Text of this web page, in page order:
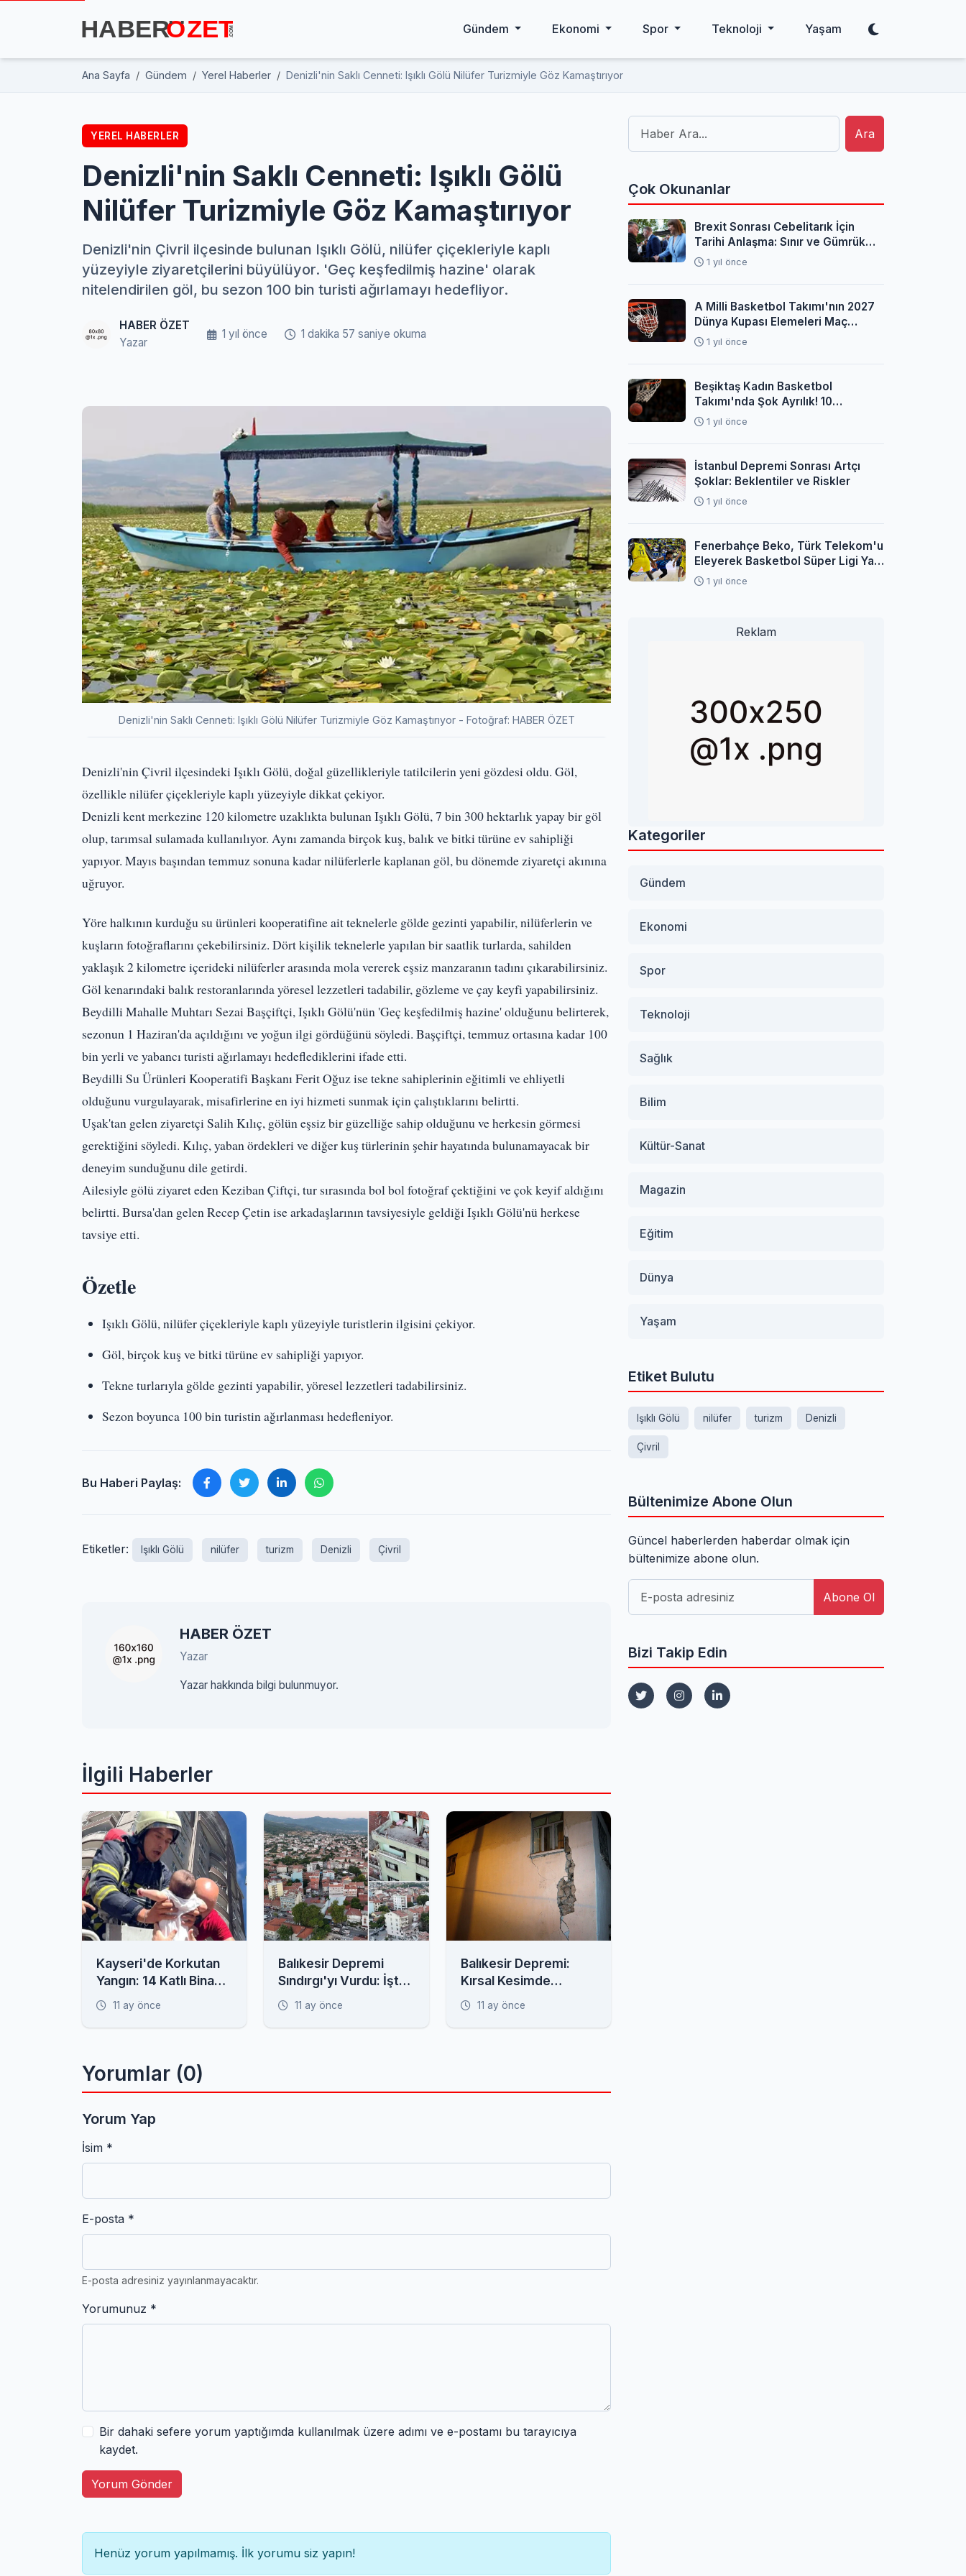
Gündem Ekonomi Spor Teknoloji Yaşam
Ana Sayfa Gündem Yerel Haberler Denizli'nin Saklı Cenneti: Işıklı Gölü Nilüfer Turizmiyle Göz Kamaştırıyor
YEREL HABERLER
Denizli'nin Saklı Cenneti: Işıklı Gölü
Nilüfer Turizmiyle Göz Kamaştırıyor
Denizli'nin Çivril ilçesinde bulunan Işıklı Gölü, nilüfer çiçekleriyle kaplı
yüzeyiyle ziyaretçilerini büyülüyor. 'Geç keşfedilmiş hazine' olarak
nitelendirilen göl, bu sezon 100 bin turisti ağırlamayı hedefliyor.
HABER ÖZET
Yazar
1 yıl önce 1 dakika 57 saniye okuma
Denizli'nin Saklı Cenneti: Işıklı Gölü Nilüfer Turizmiyle Göz Kamaştırıyor - Fotoğraf: HABER ÖZET
Denizli'nin Çivril ilçesindeki Işıklı Gölü, doğal güzellikleriyle tatilcilerin yeni gözdesi oldu. Göl,
özellikle nilüfer çiçekleriyle kaplı yüzeyiyle dikkat çekiyor.
Denizli kent merkezine 120 kilometre uzaklıkta bulunan Işıklı Gölü, 7 bin 300 hektarlık yapay bir göl
olup, tarımsal sulamada kullanılıyor. Aynı zamanda birçok kuş, balık ve bitki türüne ev sahipliği
yapıyor. Mayıs başından temmuz sonuna kadar nilüferlerle kaplanan göl, bu dönemde ziyaretçi akınına
uğruyor.
Yöre halkının kurduğu su ürünleri kooperatifine ait teknelerle gölde gezinti yapabilir, nilüferlerin ve
kuşların fotoğraflarını çekebilirsiniz. Dört kişilik teknelerle yapılan bir saatlik turlarda, sahilden
yaklaşık 2 kilometre içerideki nilüferler arasında mola vererek eşsiz manzaranın tadını çıkarabilirsiniz.
Göl kenarındaki balık restoranlarında yöresel lezzetleri tadabilir, gözleme ve çay keyfi yapabilirsiniz.
Beydilli Mahalle Muhtarı Sezai Başçiftçi, Işıklı Gölü'nün 'Geç keşfedilmiş hazine' olduğunu belirterek,
sezonun 1 Haziran'da açıldığını ve yoğun ilgi gördüğünü söyledi. Başçiftçi, temmuz ortasına kadar 100
bin yerli ve yabancı turisti ağırlamayı hedeflediklerini ifade etti.
Beydilli Su Ürünleri Kooperatifi Başkanı Ferit Oğuz ise tekne sahiplerinin eğitimli ve ehliyetli
olduğunu vurgulayarak, misafirlerine en iyi hizmeti sunmak için çalıştıklarını belirtti.
Uşak'tan gelen ziyaretçi Salih Kılıç, gölün eşsiz bir güzelliğe sahip olduğunu ve herkesin görmesi
gerektiğini söyledi. Kılıç, yaban ördekleri ve diğer kuş türlerinin şehir hayatında bulunamayacak bir
deneyim sunduğunu dile getirdi.
Ailesiyle gölü ziyaret eden Keziban Çiftçi, tur sırasında bol bol fotoğraf çektiğini ve çok keyif aldığını
belirtti. Bursa'dan gelen Recep Çetin ise arkadaşlarının tavsiyesiyle geldiği Işıklı Gölü'nü herkese
tavsiye etti.
Özetle
Işıklı Gölü, nilüfer çiçekleriyle kaplı yüzeyiyle turistlerin ilgisini çekiyor.
Göl, birçok kuş ve bitki türüne ev sahipliği yapıyor.
Tekne turlarıyla gölde gezinti yapabilir, yöresel lezzetleri tadabilirsiniz.
Sezon boyunca 100 bin turistin ağırlanması hedefleniyor.
Bu Haberi Paylaş:
Etiketler: Işıklı Gölü nilüfer turizm Denizli Çivril
HABER ÖZET
Yazar
Yazar hakkında bilgi bulunmuyor.
İlgili Haberler
Kayseri'de Korkutan
Yangın: 14 Katlı Bina
Alevlere Teslim,
Mahsur Kalanlar Var!
11 ay önce
Balıkesir Depremi
Sındırgı'yı Vurdu: İşte
Havadan Görüntüler
11 ay önce
Balıkesir Depremi:
Kırsal Kesimde
Evlerde Derin
Çatlaklar Oluştu,
Minare Yıkıldı
11 ay önce
Yorumlar (0)
Yorum Yap
İsim *
E-posta *
E-posta adresiniz yayınlanmayacaktır.
Yorumunuz *
Bir dahaki sefere yorum yaptığımda kullanılmak üzere adımı ve e-postamı bu tarayıcıya
kaydet.
Yorum Gönder
Henüz yorum yapılmamış. İlk yorumu siz yapın!
Ara
Çok Okunanlar
Brexit Sonrası Cebelitarık İçin
Tarihi Anlaşma: Sınır ve Gümrük
Sorunları Çözüldü
1 yıl önce
A Milli Basketbol Takımı'nın 2027
Dünya Kupası Elemeleri Maç
Programı Açıklandı
1 yıl önce
Beşiktaş Kadın Basketbol
Takımı'nda Şok Ayrılık! 10
Oyuncuyla Yollar Ayrıldı
1 yıl önce
İstanbul Depremi Sonrası Artçı
Şoklar: Beklentiler ve Riskler
1 yıl önce
Fenerbahçe Beko, Türk Telekom'u
Eleyerek Basketbol Süper Ligi Yarı
Finaline Yükseldi
1 yıl önce
Reklam
Kategoriler
Gündem
Ekonomi
Spor
Teknoloji
Sağlık
Bilim
Kültür-Sanat
Magazin
Eğitim
Dünya
Yaşam
Etiket Bulutu
Işıklı Gölü nilüfer turizm Denizli
Çivril
Bültenimize Abone Olun
Güncel haberlerden haberdar olmak için
bültenimize abone olun.
Abone Ol
Bizi Takip Edin